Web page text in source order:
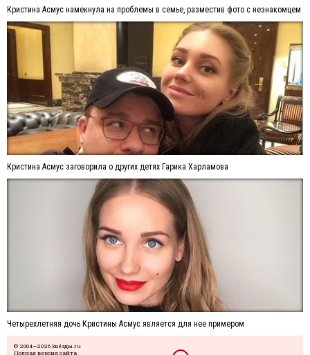
Кристина Асмус намекнула на проблемы в семье, разместив фото с незнакомцем
Кристина Асмус заговорила о других детях Гарика Харламова
Четырехлетняя дочь Кристины Асмус является для нее примером
© 2004—2026 Звёзды.ru
Полная версия сайта